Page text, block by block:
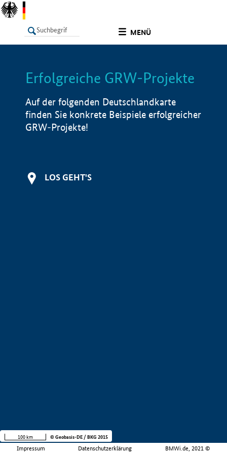
MENÜ
LISTE Info
Erfolgreiche GRW-Projekte
Auf der folgenden Deutschlandkarte
finden Sie konkrete Beispiele erfolgreicher
GRW-Projekte!
LOS GEHT'S
Impressum Datenschutzerklärung BMWi.de, 2021 ©
100 km © Geobasis-DE / BKG 2015